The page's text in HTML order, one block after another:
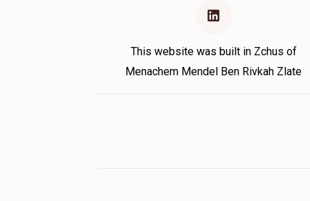
This website was built in Zchus of
Menachem Mendel Ben Rivkah Zlate